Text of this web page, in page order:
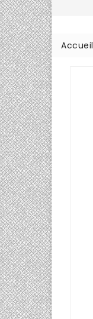
Accueil